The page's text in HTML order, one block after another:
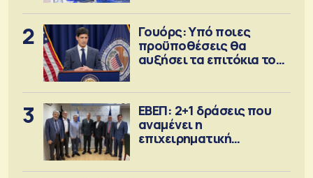
2
Γουόρς: Υπό ποιες
προϋποθέσεις θα
αυξήσει τα επιτόκια τον
3
ΕΒΕΠ: 2+1 δράσεις που
αναμένει η
επιχειρηματική